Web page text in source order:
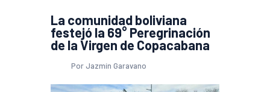
La comunidad boliviana
festejó la 69° Peregrinación
de la Virgen de Copacabana
Por Jazmín Garavano